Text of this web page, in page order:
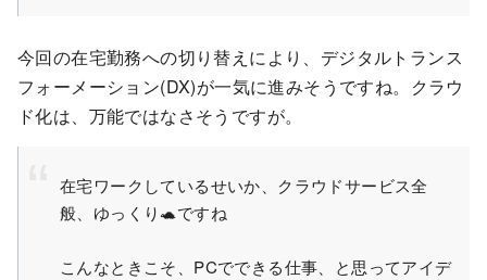
今回の在宅勤務への切り替えにより、デジタルトランス
フォーメーション(DX)が一気に進みそうですね。クラウ
ド化は、万能ではなさそうですが。
在宅ワークしているせいか、クラウドサービス全
般、ゆっくり🐢ですね
こんなときこそ、PCでできる仕事、と思ってアイデ